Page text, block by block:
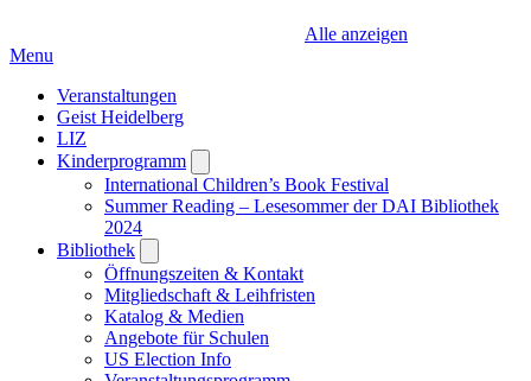
Alle anzeigen
Menu
Veranstaltungen
Geist Heidelberg
LIZ
Kinderprogramm
submenu
International Children’s Book Festival
Summer Reading – Lesesommer der DAI Bibliothek
2024
Bibliothek
submenu
Öffnungszeiten & Kontakt
Mitgliedschaft & Leihfristen
Katalog & Medien
Angebote für Schulen
US Election Info